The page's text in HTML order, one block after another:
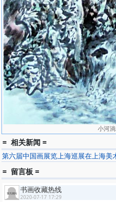
小河
= 相关新闻 =
第六届中国画展览上海巡展在上海美
= 留言板 =
书画收藏热线
2020-07-17 17:29